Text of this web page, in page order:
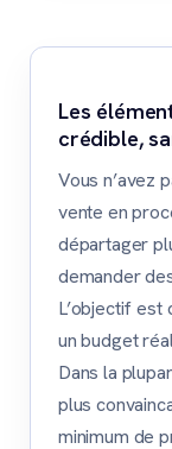
Les
crédible,
Vous n’avez
vente en
départager
demander
L’objectif
un budget
Dans la
plus
minimum de